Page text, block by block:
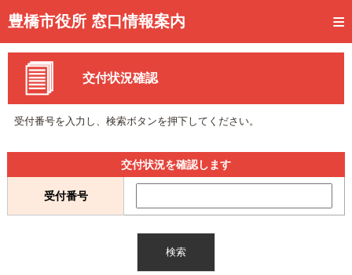
豊橋市役所 窓口情報案内
トップページ
事前予約
予約状況確認
待ち状況確認
交付状況確認
交付状況確認
受付番号を入力し、検索ボタンを押下してください。
交付状況を確認します
受付番号